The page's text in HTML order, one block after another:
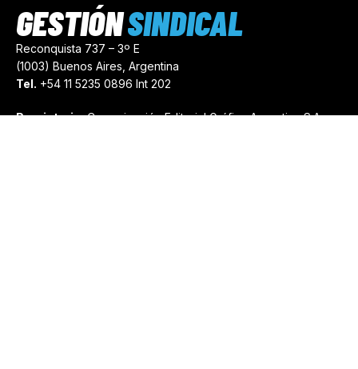
Reconquista 737 – 3º E
(1003) Buenos Aires, Argentina
Tel. +54 11 5235 0896 Int 202
Propietario:Comunicación Editorial Gráfica Argentina S.A.
GESTIÓNSINDICAL